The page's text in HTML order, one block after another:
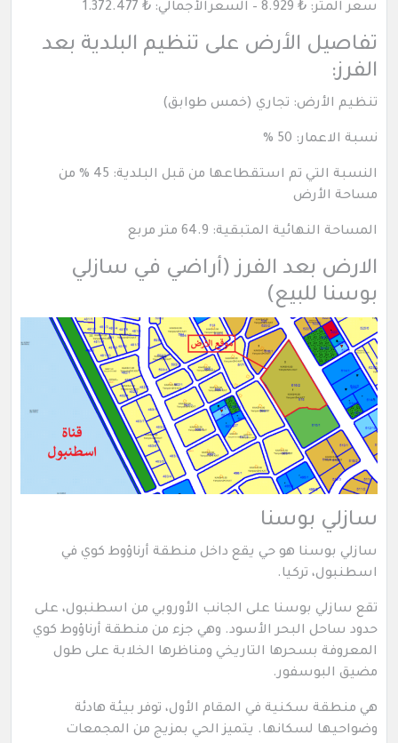
سعر المتر: ₺ 8.929 – السعرالأجمالي: ₺
1.372.477
تفاصيل الأرض على تنظيم البلدية بعد
الفرز:
تنظيم الأرض: تجاري (خمس طوابق)
نسبة الاعمار: 50 %
النسبة التي تم استقطاعها من قبل البلدية: 45 % من
مساحة الأرض
المساحة النهائية المتبقية: 64.9 متر مربع
الارض بعد الفرز (أراضي في سازلي
بوسنا للبيع)
سازلي بوسنا
سازلي بوسنا هو حي يقع داخل منطقة أرناؤوط كوي في
اسطنبول، تركيا.
تقع سازلي بوسنا على الجانب الأوروبي من اسطنبول، على
حدود ساحل البحر الأسود. وهي جزء من منطقة أرناؤوط كوي
المعروفة بسحرها التاريخي ومناظرها الخلابة على طول
مضيق البوسفور.
هي منطقة سكنية في المقام الأول، توفر بيئة هادئة
وضواحيها لسكانها. يتميز الحي بمزيج من المجمعات